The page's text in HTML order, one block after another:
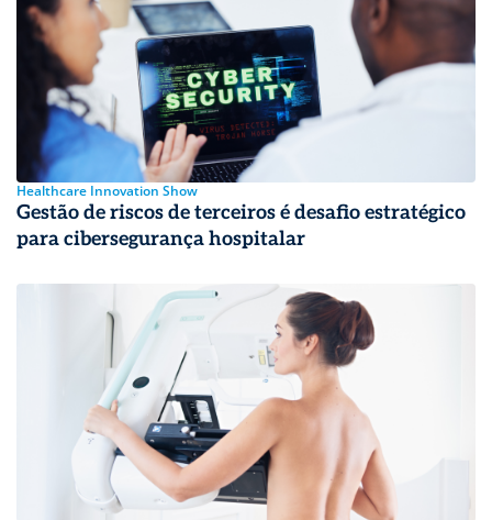
Healthcare Innovation Show
Gestão de riscos de terceiros é desafio estratégico
para cibersegurança hospitalar